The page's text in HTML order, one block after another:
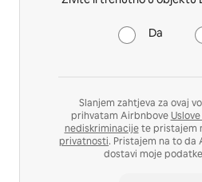
Da
Slanjem zahtjeva za ovaj
prihvatam Airbnbove
nediskriminacijete pristajem
privatnosti. Pristajem na to da
dostavi moje